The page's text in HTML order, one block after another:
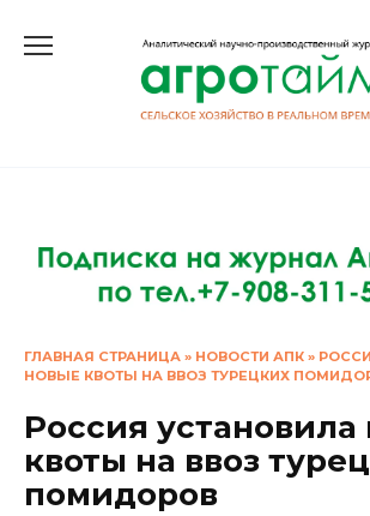
ГЛАВНАЯ СТРАНИЦА » НОВОСТИ АПК »
НОВЫЕ КВОТЫ НА ВВОЗ ТУРЕЦКИХ
Россия установила
квоты на ввоз
помидоров